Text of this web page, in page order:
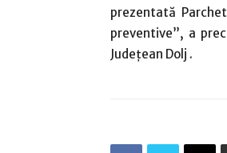
prezentată
preventive”, a
Judeţean Dolj .